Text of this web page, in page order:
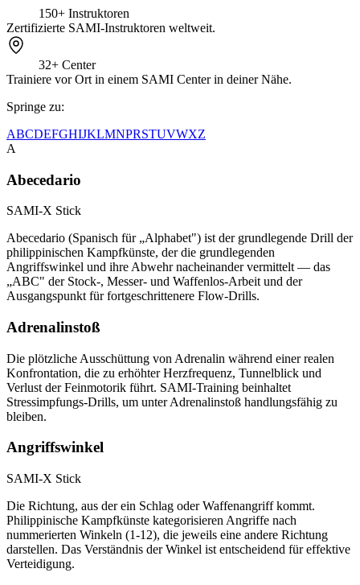
150+ Instruktoren
Zertifizierte SAMI-Instruktoren weltweit.
32+ Center
Trainiere vor Ort in einem SAMI Center in deiner Nähe.
Springe zu:
ABCDEFGHIJKLMNPRSTUVWXZ
A
Abecedario
SAMI-X Stick
Abecedario (Spanisch für „Alphabet") ist der grundlegende Drill der
philippinischen Kampfkünste, der die grundlegenden
Angriffswinkel und ihre Abwehr nacheinander vermittelt — das
„ABC" der Stock-, Messer- und Waffenlos-Arbeit und der
Ausgangspunkt für fortgeschrittenere Flow-Drills.
Adrenalinstoß
Die plötzliche Ausschüttung von Adrenalin während einer realen
Konfrontation, die zu erhöhter Herzfrequenz, Tunnelblick und
Verlust der Feinmotorik führt. SAMI-Training beinhaltet
Stressimpfungs-Drills, um unter Adrenalinstoß handlungsfähig zu
bleiben.
Angriffswinkel
SAMI-X Stick
Die Richtung, aus der ein Schlag oder Waffenangriff kommt.
Philippinische Kampfkünste kategorisieren Angriffe nach
nummerierten Winkeln (1-12), die jeweils eine andere Richtung
darstellen. Das Verständnis der Winkel ist entscheidend für effektive
Verteidigung.